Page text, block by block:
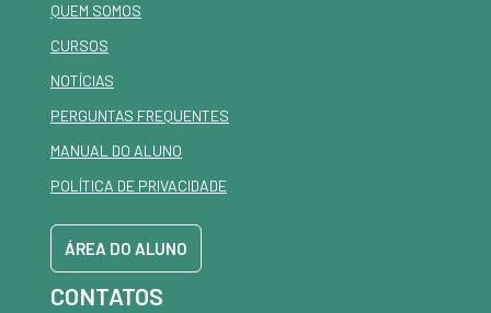
QUEM SOMOS
CURSOS
NOTÍCIAS
PERGUNTAS FREQUENTES
MANUAL DO ALUNO
POLÍTICA DE PRIVACIDADE
ÁREA DO ALUNO
CONTATOS